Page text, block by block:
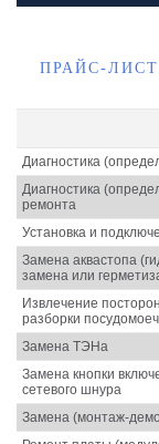
ПРАЙС-
Диагностика
Диагностика
ремонта
Установка и
Замена аквастопа
замена или
Извлечение
разборки
Замена ТЭНа
Замена кнопки
сетевого шнура
Замена (монтаж-